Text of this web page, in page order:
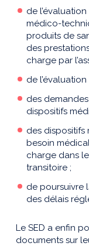
de
médico-
produits de
des
charge par
de
des
dispositifs
des
besoin
charge dans
transitoire ;
de poursuivre
des délais
Le SED a enfin
documents sur